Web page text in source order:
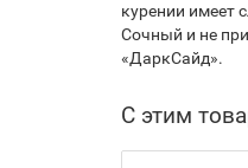
курении имеет
Сочный и не
«ДаркСайд».
С этим